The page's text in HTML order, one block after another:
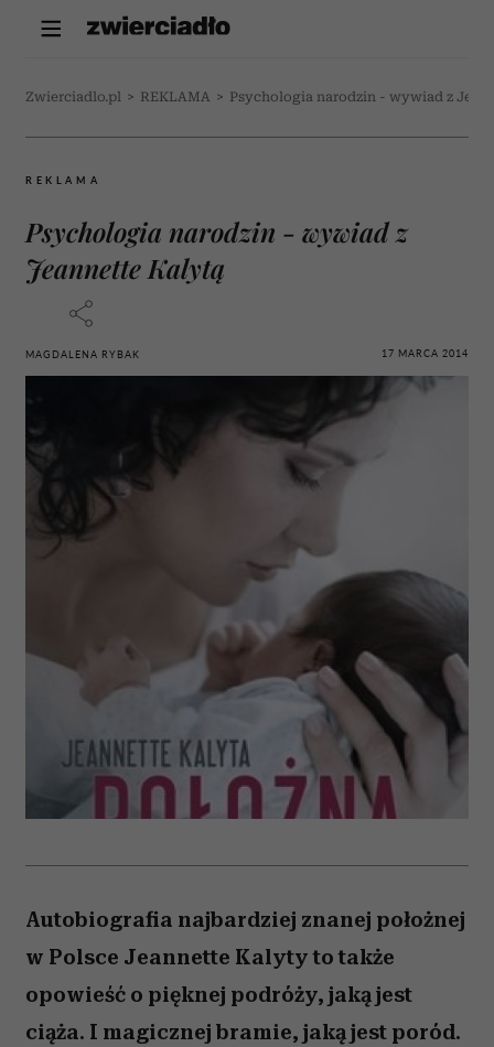
Zwierciadlo.pl > REKLAMA > Psychologia narodzin - wywiad z
REKLAMA
Psychologia narodzin - wywiad z
Jeannette Kalytą
MAGDALENA RYBAK 17 MARCA 2014
Autobiografia najbardziej znanej położnej
w Polsce Jeannette Kalyty to także
opowieść o pięknej podróży, jaką jest
ciąża. I magicznej bramie, jaką jest poród.